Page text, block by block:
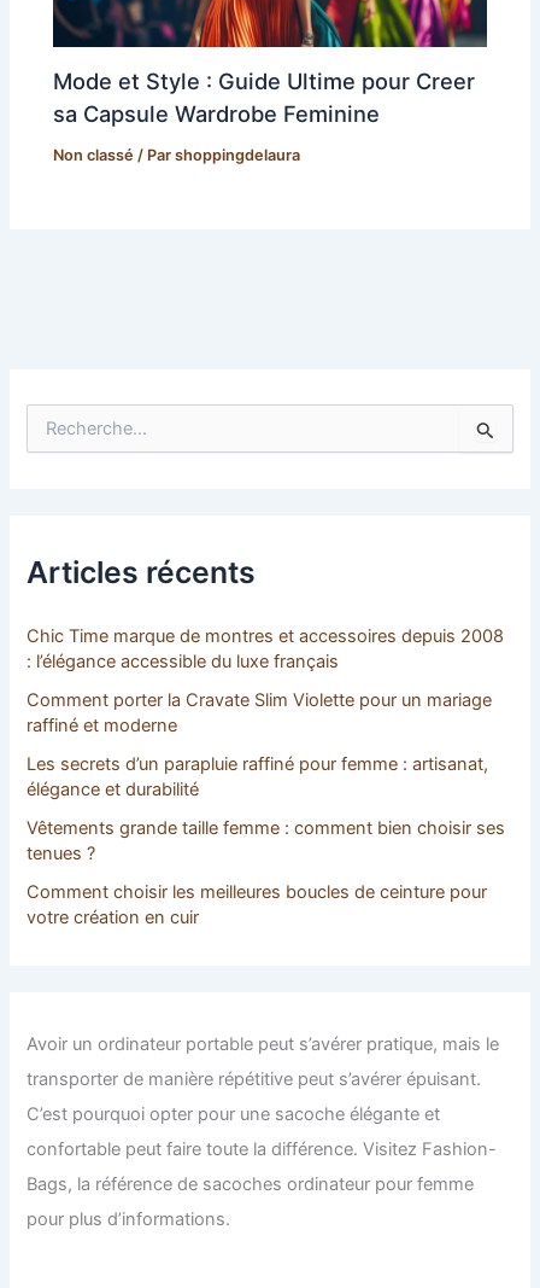
Mode et Style : Guide Ultime pour Creer
sa Capsule Wardrobe Feminine
Non classé / Parshoppingdelaura
c
h
r
Articles récents
Chic Time marque de montres et accessoires depuis 2008
: l’élégance accessible du luxe français
Comment porter la Cravate Slim Violette pour un mariage
raffiné et moderne
Les secrets d’un parapluie raffiné pour femme : artisanat,
élégance et durabilité
Vêtements grande taille femme : comment bien choisir ses
tenues ?
Comment choisir les meilleures boucles de ceinture pour
votre création en cuir
Avoir un ordinateur portable peut s’avérer pratique, mais le
transporter de manière répétitive peut s’avérer épuisant.
C’est pourquoi opter pour une sacoche élégante et
confortable peut faire toute la différence. Visitez Fashion-
Bags, la référence de sacoches ordinateur pour femme
pour plus d’informations.